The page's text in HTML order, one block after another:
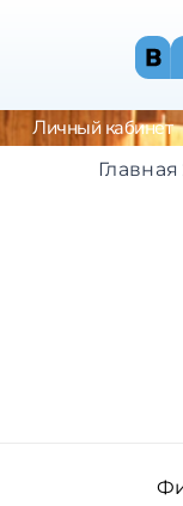
Личный кабинет
Главная